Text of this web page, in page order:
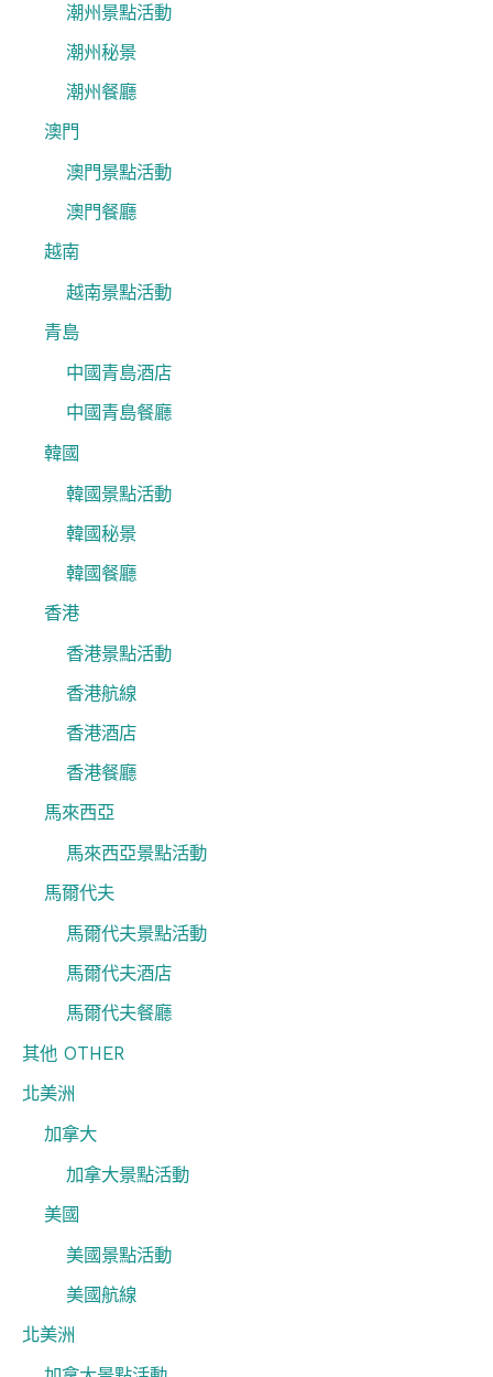
潮州景點活動
潮州秘景
潮州餐廳
澳門
澳門景點活動
澳門餐廳
越南
越南景點活動
青島
中國青島酒店
中國青島餐廳
韓國
韓國景點活動
韓國秘景
韓國餐廳
香港
香港景點活動
香港航線
香港酒店
香港餐廳
馬來西亞
馬來西亞景點活動
馬爾代夫
馬爾代夫景點活動
馬爾代夫酒店
馬爾代夫餐廳
其他 OTHER
北美洲
加拿大
加拿大景點活動
美國
美國景點活動
美國航線
北美洲